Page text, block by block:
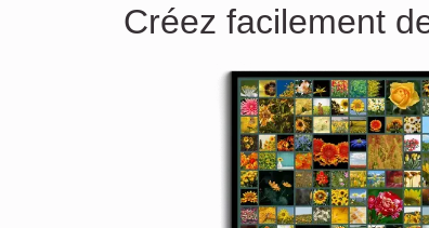
Créez facilement